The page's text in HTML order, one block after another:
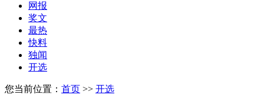
网报
奖文
最热
快料
独闻
开选
您当前位置： 首页 >> 开选